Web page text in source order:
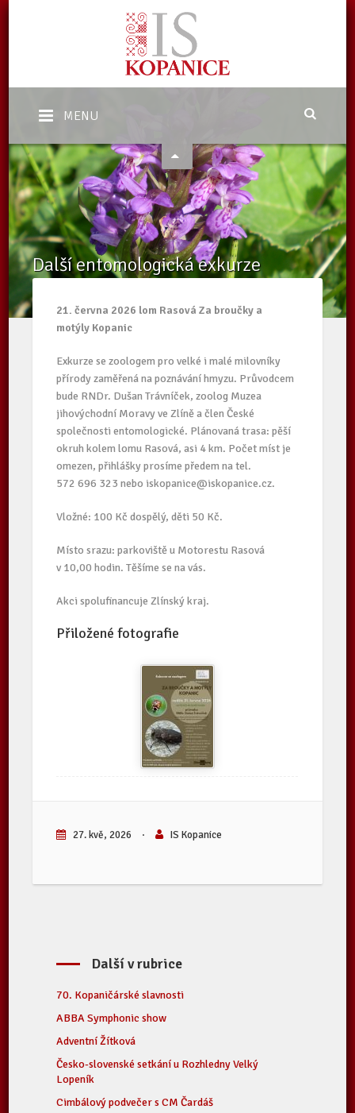
MENU
Další entomologická exkurze
21. června 2026 lom Rasová Za broučky a
motýly Kopanic
Exkurze se zoologem pro velké i malé milovníky
přírody zaměřená na poznávání hmyzu. Průvodcem
bude RNDr. Dušan Trávníček, zoolog Muzea
jihovýchodní Moravy ve Zlíně a člen České
společnosti entomologické. Plánovaná trasa: pěší
okruh kolem lomu Rasová, asi 4 km. Počet míst je
omezen, přihlášky prosíme předem na tel.
572 696 323 nebo iskopanice@iskopanice.cz.
Vložné: 100 Kč dospělý, děti 50 Kč.
Místo srazu: parkoviště u Motorestu Rasová
v 10,00 hodin. Těšíme se na vás.
Akci spolufinancuje Zlínský kraj.
Přiložené fotografie
27. kvě, 2026 · IS Kopanice
Další v rubrice
70. Kopaničárské slavnosti
ABBA Symphonic show
Adventní Žítková
Česko-slovenské setkání u Rozhledny Velký
Lopeník
Cimbálový podvečer s CM Čardáš